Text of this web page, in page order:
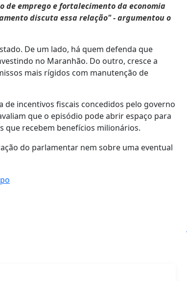
de emprego e fortalecimento da economia
discuta essa relação" - argumentou o
De um lado, há quem defenda que
no Maranhão. Do outro, cresce a
mais rígidos com manutenção de
de incentivos fiscais concedidos pelo governo
que o episódio pode abrir espaço para
que recebem benefícios milionários.
do parlamentar nem sobre uma eventual